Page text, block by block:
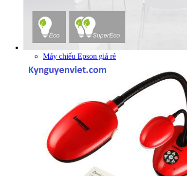
Máy chiếu Epson giá rẻ